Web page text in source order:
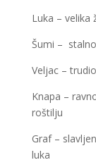
Luka – velika
Šumi –
Veljac –
Knapa –
roštilju
Graf –
luka